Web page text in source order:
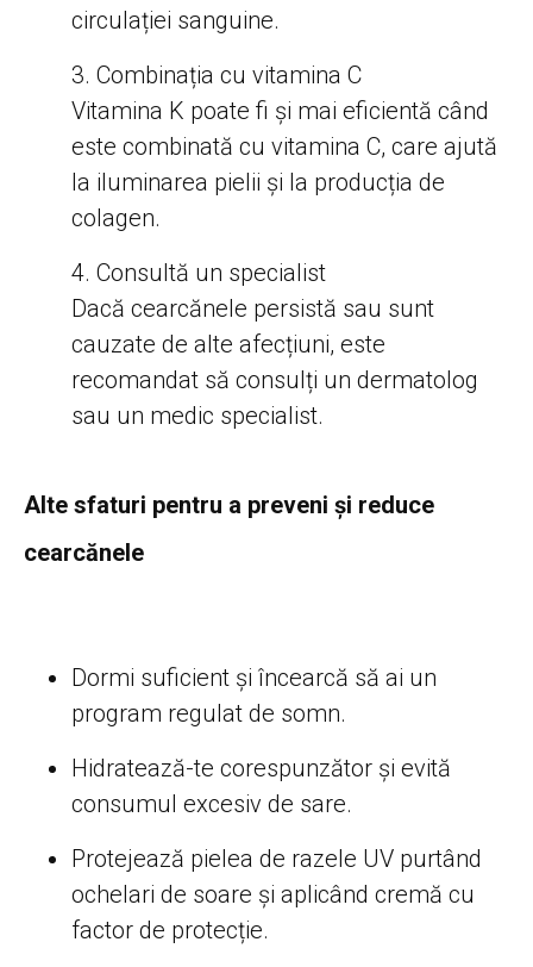
circulației sanguine.
Combinația cu vitamina C
Vitamina K poate fi și mai eficientă când
este combinată cu vitamina C, care ajută
la iluminarea pielii și la producția de
colagen.
Consultă un specialist
Dacă cearcănele persistă sau sunt
cauzate de alte afecțiuni, este
recomandat să consulți un dermatolog
sau un medic specialist.
Alte sfaturi pentru a preveni și reduce
cearcănele
Dormi suficient și încearcă să ai un
program regulat de somn.
Hidratează-te corespunzător și evită
consumul excesiv de sare.
Protejează pielea de razele UV purtând
ochelari de soare și aplicând cremă cu
factor de protecție.